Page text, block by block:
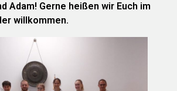
Adam! Gerne heißen wir Euch im
willkommen.